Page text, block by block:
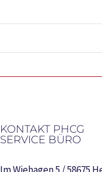
KONTAKT PHCG
SERVICE BÜRO